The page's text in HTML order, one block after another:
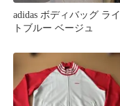
adidas ボディバッグ ライ
トブルー ベージュ